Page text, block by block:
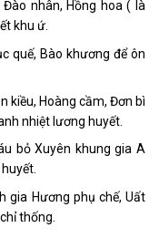
nhân, Hồng hoa ( là
khu ứ.
quế, Bào khương để ôn
kiều, Hoàng cầm, Đơn bì
nhiệt lương huyết.
bỏ Xuyên khung gia A
gia Hương phụ chế, Uất
thống.